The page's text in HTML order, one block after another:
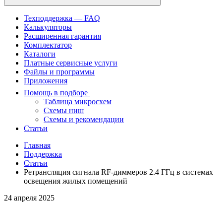
Техподдержка — FAQ
Калькуляторы
Расширенная гарантия
Комплектатор
Каталоги
Платные сервисные услуги
Файлы и программы
Приложения
Помощь в подборе
Таблица микросхем
Схемы ниш
Схемы и рекомендации
Статьи
Главная
Поддержка
Статьи
Ретрансляция сигнала RF-диммеров 2.4 ГГц в системах
освещения жилых помещений
24 апреля 2025